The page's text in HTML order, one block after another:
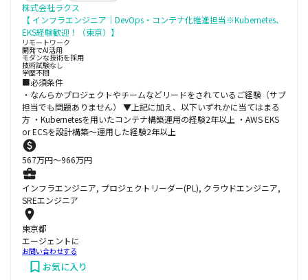
株式会社ラクス
【 インフラエンジニア｜DevOps・コンテナ化推進担当※Kubernetes、
EKS経験歓迎！（東京）】
リモートワーク
開発でAI活用
モダンな技術を採用
技術試験なし
学歴不問
■必須条件
・なんらかプロジェクトやチームなどリードをされているご経験（サブ
担当でも問題ありません） ▼上記に加え、以下いずれかに当てはまる
方 ・Kubernetesを用いたコンテナ構築運用の経験2年以上 ・AWS EKS
or ECSを設計構築～運用した経験2年以上
567万円〜966万円
インフラエンジニア, プロジェクトリーダー(PL), クラウドエンジニア,
SREエンジニア
東京都
エージェントに
お問い合わせする
お気に入り